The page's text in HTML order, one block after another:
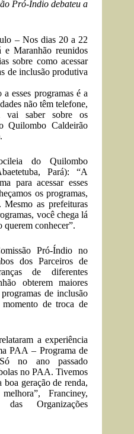
Pró-Índio debateu a
– Nos dias 20 a 22
Maranhão reunidos
sobre como acessar
de inclusão produtiva
esses programas é a
não têm telefone,
vai saber sobre os
Quilombo Caldeirão
do Quilombo
Pará): “A
para acessar esses
os programas,
Mesmo as prefeituras
você chega lá
querem conhecer”.
Pró-Índio no
dos Parceiros de
de diferentes
obterem maiores
de inclusão
de troca de
a experiência
PAA – Programa de
no ano passado
no PAA. Tivemos
boa geração de renda,
Franciney,
Organizações